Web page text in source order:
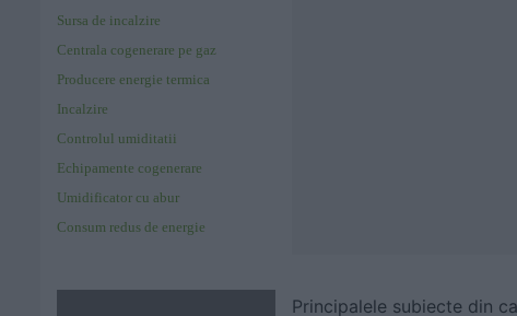
Sursa de incalzire
Centrala cogenerare pe gaz
Producere energie termica
Incalzire
Controlul umiditatii
Echipamente cogenerare
Umidificator cu abur
Consum redus de energie
Principalele subiecte din